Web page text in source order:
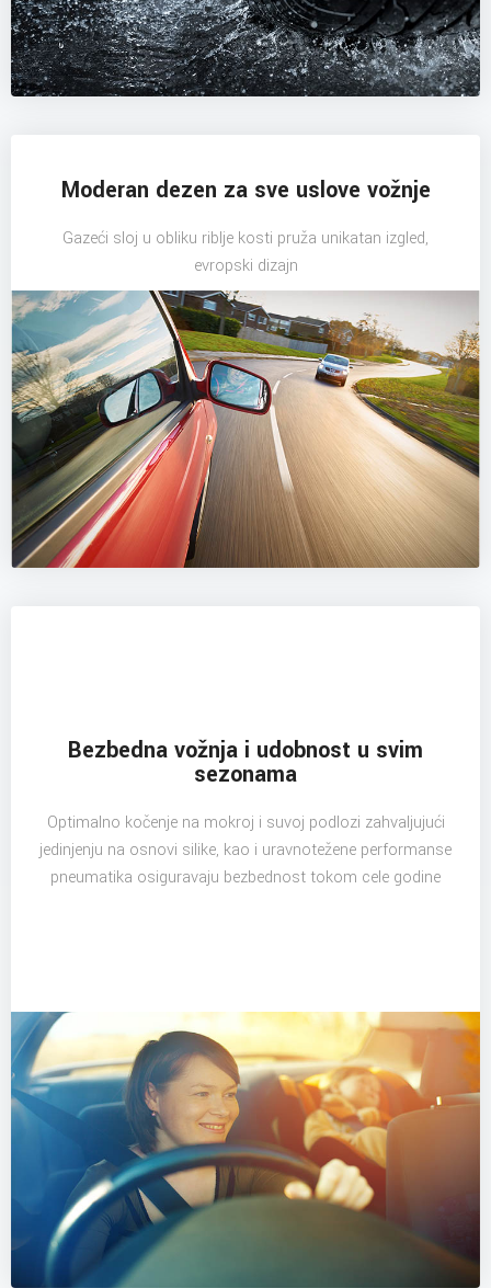
Moderan dezen za sve uslove vožnje
Gazeći sloj u obliku riblje kosti pruža unikatan izgled,
evropski dizajn
Bezbedna vožnja i udobnost u svim
sezonama
Optimalno kočenje na mokroj i suvoj podlozi zahvaljujući
jedinjenju na osnovi silike, kao i uravnotežene performanse
pneumatika osiguravaju bezbednost tokom cele godine